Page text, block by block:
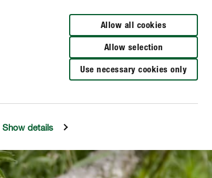
Show details
Allow all cookies
Allow selection
Use necessary cookies only